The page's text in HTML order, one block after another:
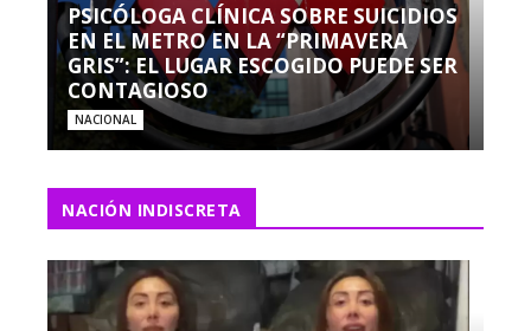
PSICÓLOGA CLÍNICA SOBRE SUICIDIOS
EN EL METRO EN LA “PRIMAVERA
GRIS”: EL LUGAR ESCOGIDO PUEDE SER
CONTAGIOSO
NACIONAL
NACIÓN INDISCRETA